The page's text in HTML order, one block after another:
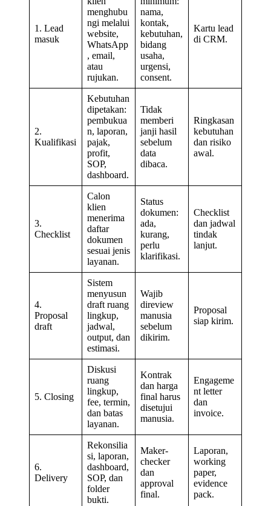
1. Lead
masuk
menghubu
ngi melalui
website,
WhatsApp
, email,
atau
rujukan.
nama,
kontak,
kebutuhan,
bidang
usaha,
urgensi,
consent.
Kartu lead
di CRM.
2.
Kualifikasi
Kebutuhan
dipetakan:
pembukua
n, laporan,
pajak,
profit,
SOP,
dashboard.
Tidak
memberi
janji hasil
sebelum
data
dibaca.
Ringkasan
kebutuhan
dan risiko
awal.
3.
Checklist
Calon
klien
menerima
daftar
dokumen
sesuai jenis
layanan.
Status
dokumen:
ada,
kurang,
perlu
klarifikasi.
Checklist
dan jadwal
tindak
lanjut.
4.
Proposal
draft
Sistem
menyusun
draft ruang
lingkup,
jadwal,
output, dan
estimasi.
Wajib
direview
manusia
sebelum
dikirim.
Proposal
siap kirim.
5. Closing
Diskusi
ruang
lingkup,
fee, termin,
dan batas
layanan.
Kontrak
dan harga
final harus
disetujui
manusia.
Engageme
nt letter
dan
invoice.
6.
Delivery
Rekonsilia
si, laporan,
dashboard,
SOP, dan
folder
bukti.
Maker-
checker
dan
approval
final.
Laporan,
working
paper,
evidence
pack.